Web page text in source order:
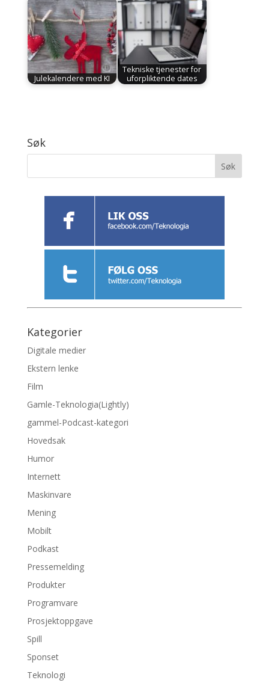
Julekalendere med KI
Tekniske tjenester for
uforpliktende dates
Søk
Kategorier
Digitale medier
Ekstern lenke
Film
Gamle-Teknologia(Lightly)
gammel-Podcast-kategori
Hovedsak
Humor
Internett
Maskinvare
Mening
Mobilt
Podkast
Pressemelding
Produkter
Programvare
Prosjektoppgave
Spill
Sponset
Teknologi